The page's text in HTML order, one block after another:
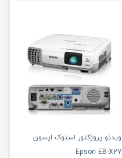
ویدئو پروژکتور استوک اپسون
Epson EB-X27